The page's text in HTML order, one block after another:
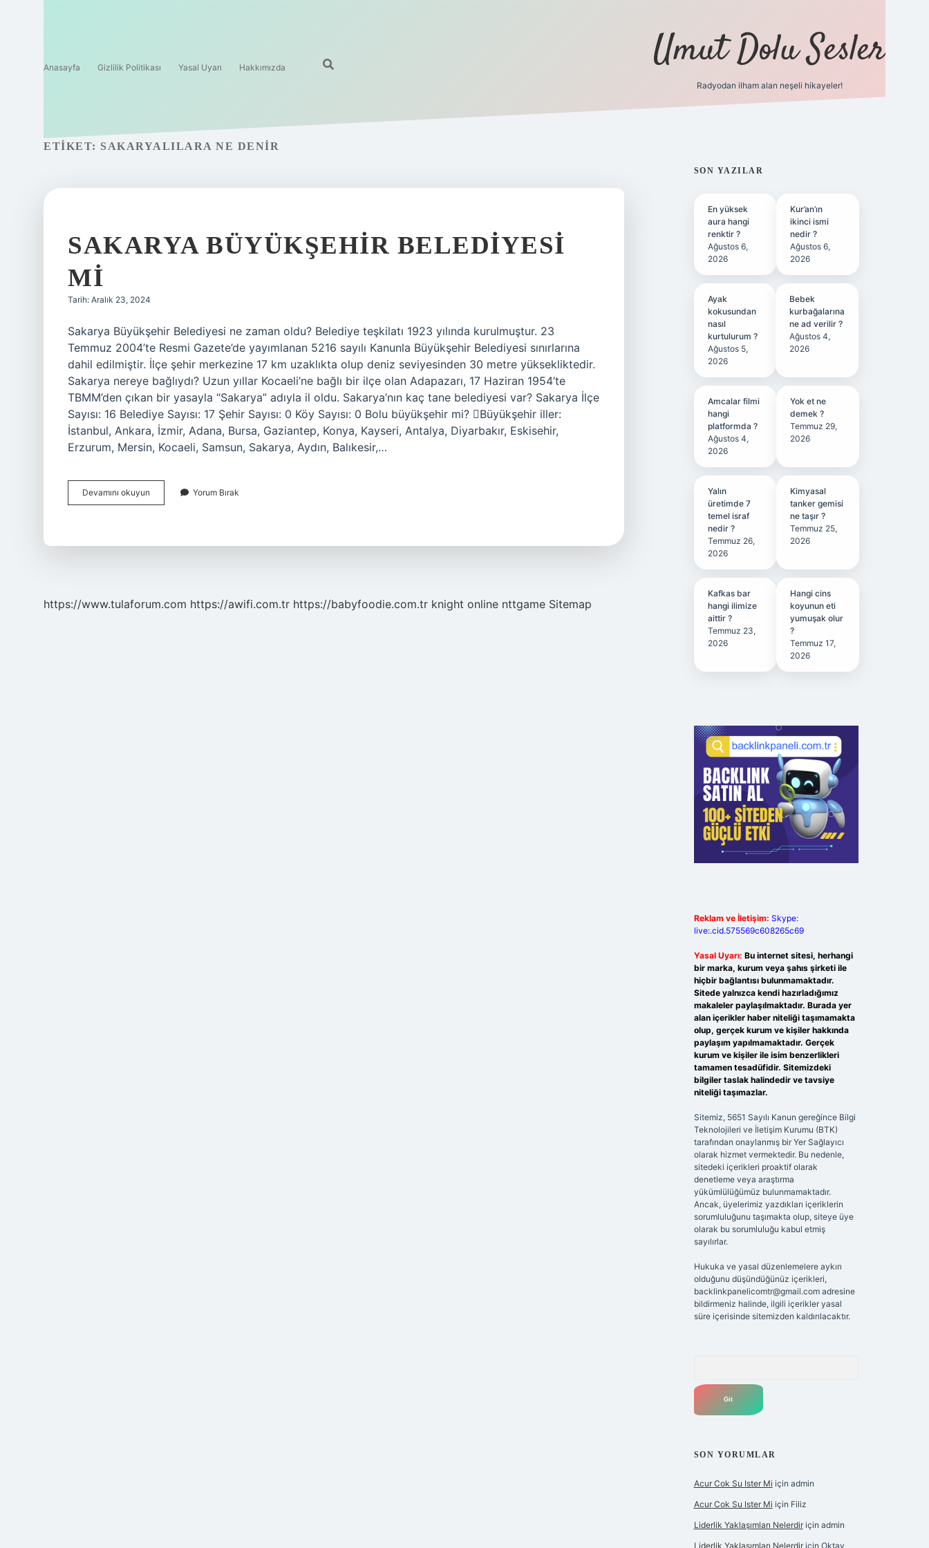
Anasayfa Gizlilik Politikası Yasal Uyarı Hakkımızda Umut Dolu Sesler
Radyodan ilham alan neşeli hikayeler!
ETIKET: SAKARYALILARA NE DENIR
SAKARYA BÜYÜKŞEHIR BELEDIYESI
MI
Tarih: Aralık 23, 2024
Sakarya Büyükşehir Belediyesi ne zaman oldu? Belediye teşkilatı 1923 yılında kurulmuştur. 23
Temmuz 2004’te Resmi Gazete’de yayımlanan 5216 sayılı Kanunla Büyükşehir Belediyesi sınırlarına
dahil edilmiştir. İlçe şehir merkezine 17 km uzaklıkta olup deniz seviyesinden 30 metre yüksekliktedir.
Sakarya nereye bağlıydı? Uzun yıllar Kocaeli’ne bağlı bir ilçe olan Adapazarı, 17 Haziran 1954’te
TBMM’den çıkan bir yasayla “Sakarya” adıyla il oldu. Sakarya’nın kaç tane belediyesi var? Sakarya İlçe
Sayısı: 16 Belediye Sayısı: 17 Şehir Sayısı: 0 Köy Sayısı: 0 Bolu büyükşehir mi? Büyükşehir iller:
İstanbul, Ankara, İzmir, Adana, Bursa, Gaziantep, Konya, Kayseri, Antalya, Diyarbakır, Eskisehir,
Erzurum, Mersin, Kocaeli, Samsun, Sakarya, Aydın, Balıkesir,…
Devamını okuyun Sakarya
Büyükşehir
Yorum Bırak
https://www.tulaforum.com https://awifi.com.tr https://babyfoodie.com.tr knight online nttgame Sitemap
SIDEBAR
SON YAZILAR
En yüksek
aura hangi
renktir ?
Ağustos 6,
2026
Kur’an’ın
ikinci ismi
nedir ?
Ağustos 6,
2026
Ayak
kokusundan
nasıl
kurtulurum ?
Ağustos 5,
2026
Bebek
kurbağalarına
ne ad verilir ?
Ağustos 4,
2026
Amcalar filmi
hangi
platformda ?
Ağustos 4,
2026
Yok et ne
demek ?
Temmuz 29,
2026
Yalın
üretimde 7
temel israf
nedir ?
Temmuz 26,
2026
Kimyasal
tanker gemisi
ne taşır ?
Temmuz 25,
2026
Kafkas bar
hangi ilimize
aittir ?
Temmuz 23,
2026
Hangi cins
koyunun eti
yumuşak olur
?
Temmuz 17,
2026
Reklam ve İletişim: Skype:
live:.cid.575569c608265c69
Yasal Uyarı: Bu internet sitesi, herhangi
bir marka, kurum veya şahıs şirketi ile
hiçbir bağlantısı bulunmamaktadır.
Sitede yalnızca kendi hazırladığımız
makaleler paylaşılmaktadır. Burada yer
alan içerikler haber niteliği taşımamakta
olup, gerçek kurum ve kişiler hakkında
paylaşım yapılmamaktadır. Gerçek
kurum ve kişiler ile isim benzerlikleri
tamamen tesadüfidir. Sitemizdeki
bilgiler taslak halindedir ve tavsiye
niteliği taşımazlar.
Sitemiz, 5651 Sayılı Kanun gereğince Bilgi
Teknolojileri ve İletişim Kurumu (BTK)
tarafından onaylanmış bir Yer Sağlayıcı
olarak hizmet vermektedir. Bu nedenle,
sitedeki içerikleri proaktif olarak
denetleme veya araştırma
yükümlülüğümüz bulunmamaktadır.
Ancak, üyelerimiz yazdıkları içeriklerin
sorumluluğunu taşımakta olup, siteye üye
olarak bu sorumluluğu kabul etmiş
sayılırlar.
Hukuka ve yasal düzenlemelere aykırı
olduğunu düşündüğünüz içerikleri,
backlinkpanelicomtr@gmail.comadresine
bildirmeniz halinde, ilgili içerikler yasal
süre içerisinde sitemizden kaldırılacaktır.
SON YORUMLAR
Acur Cok Su Ister Mi için admin
Acur Cok Su Ister Mi için Filiz
Liderlik Yaklaşımları Nelerdiriçin admin
Liderlik Yaklaşımları Nelerdiriçin Oktay